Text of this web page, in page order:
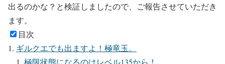
出るのかな？と検証しましたので、ご報告させていただき
ます。
目次
ギルクエでも出ますよ！極竜玉。
極限状態になるのはレベル135から！